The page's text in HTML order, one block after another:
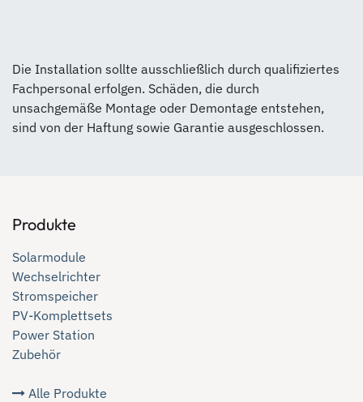
Die Installation sollte ausschließlich durch qualifiziertes
Fachpersonal erfolgen. Schäden, die durch
unsachgemäße Montage oder Demontage entstehen,
sind von der Haftung sowie Garantie ausgeschlossen.
Produkte
Solarmodule
Wechselrichter
Stromspeicher
PV-Komplettsets
Power Station
Zubehör
Alle Produkte